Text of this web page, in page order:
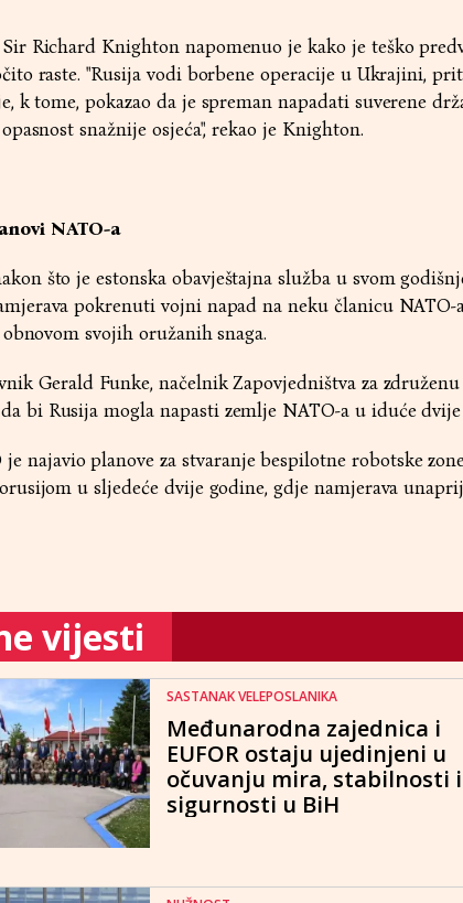
Richard Knighton napomenuo je kako je teško
raste. "Rusija vodi borbene operacije u Ukrajini,
k tome, pokazao da je spreman napadati suverene
snažnije osjeća", rekao je Knighton.
NATO-a
što je estonska obavještajna služba u svom
pokrenuti vojni napad na neku članicu NATO-
svojih oružanih snaga.
Gerald Funke, načelnik Zapovjedništva za
bi Rusija mogla napasti zemlje NATO-a u iduće
najavio planove za stvaranje bespilotne robotske
u sljedeće dvije godine, gdje namjerava
vijesti
SASTANAK VELEPOSLANIKA
Međunarodna zajednica i
EUFOR ostaju ujedinjeni u
očuvanju mira, stabilnosti i
sigurnosti u BiH